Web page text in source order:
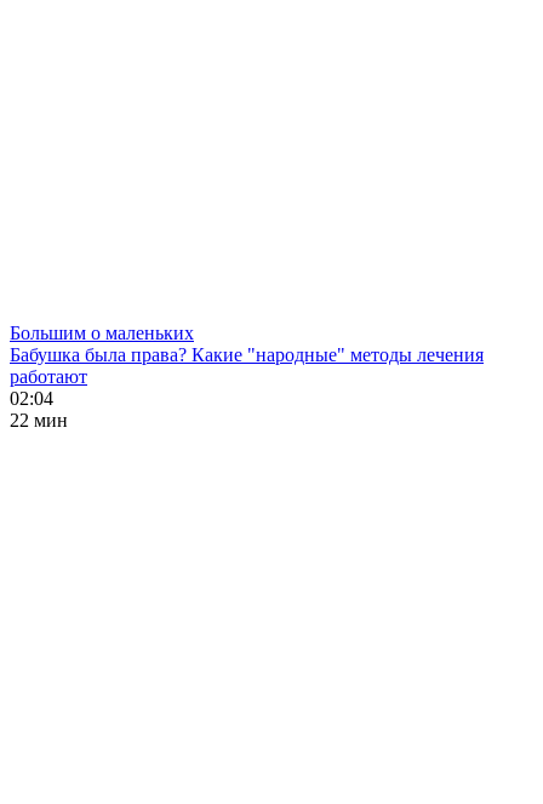
Большим о маленьких
Бабушка была права? Какие "народные" методы лечения
работают
02:04
22 мин